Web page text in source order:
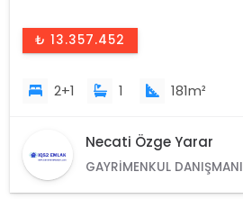
₺ 13.357.452
2+1 1 181m²
Necati Özge Yarar
GAYRIMENKUL DANIŞMANI